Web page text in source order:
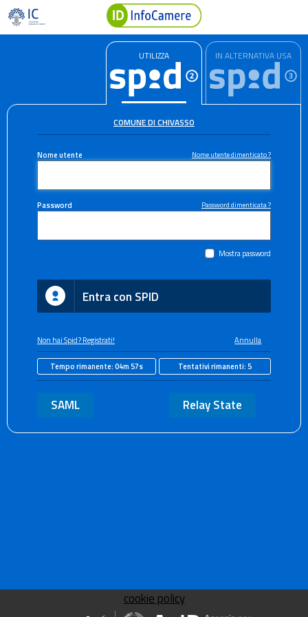
UTILIZZA IN ALTERNATIVA USA
COMUNE DI CHIVASSO
Nome utente Nome utente dimenticato ?
Password Password dimenticata ?
Mostra password
Entra con SPID
Non hai Spid? Registrati! Annulla
Tempo rimanente:04m 56s Tentativi rimanenti:5
SAML Relay State
cookie policy